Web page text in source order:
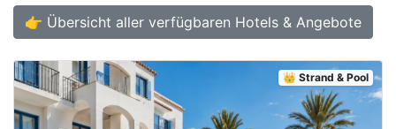
👉 Übersicht aller verfügbaren Hotels & Angebote
👑 Strand & Pool